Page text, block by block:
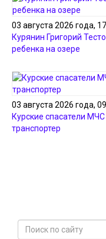
03 августа 2026 года,
Курянин Григорий
ребенка на озере
03 августа 2026 года,
Курские спасатели
транспортер